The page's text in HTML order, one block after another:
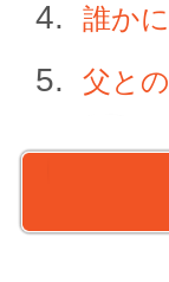
誰か
父と